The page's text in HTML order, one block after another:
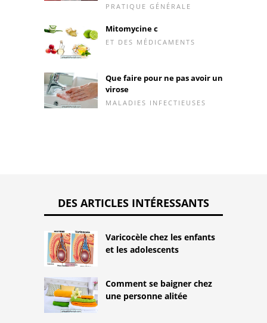
PRATIQUE GÉNÉRALE
Mitomycine c
ET DES MÉDICAMENTS
Que faire pour ne pas avoir un
virose
MALADIES INFECTIEUSES
DES ARTICLES INTÉRESSANTS
Varicocèle chez les enfants
et les adolescents
Comment se baigner chez
une personne alitée